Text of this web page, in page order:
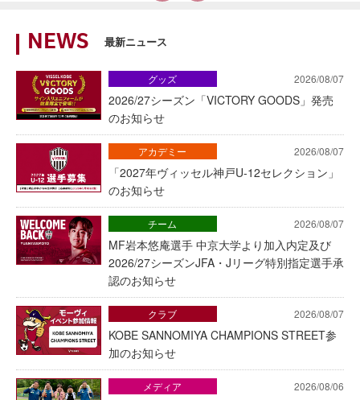
NEWS 最新ニュース
2026/08/07
2026/27シーズン「VICTORY GOODS」発売
のお知らせ
グッズ
2026/08/07
「2027年ヴィッセル神戸U-12セレクション」
のお知らせ
アカデミー
2026/08/07
MF岩本悠庵選手 中京大学より加入内定及び
2026/27シーズンJFA・Jリーグ特別指定選手承
認のお知らせ
チーム
2026/08/07
KOBE SANNOMIYA CHAMPIONS STREET参
加のお知らせ
クラブ
2026/08/06
メディア